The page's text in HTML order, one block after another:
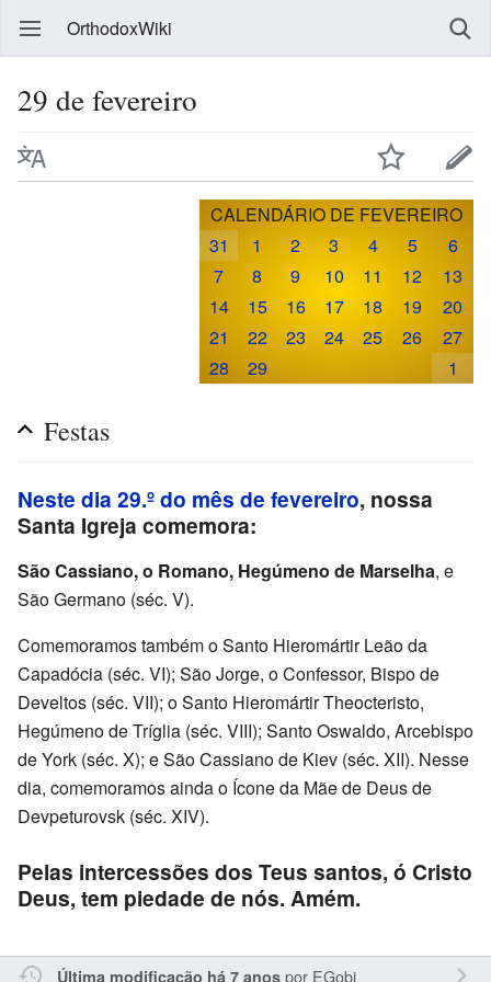
OrthodoxWiki
29 de fevereiro
CALENDÁRIO DE FEVEREIRO
31
1 2 3 4 5
6
7
8 9 10 11 12
13
14
15 16 17 18 19
20
21
22 23 24 25 26
27
28
29 1
Festas
Neste dia 29.º do mês de fevereiro, nossa
Santa Igreja comemora:
São Cassiano, o Romano, Hegúmeno de Marselha, e
São Germano (séc. V).
Comemoramos também o Santo Hieromártir Leão da
Capadócia (séc. VI); São Jorge, o Confessor, Bispo de
Develtos (séc. VII); o Santo Hieromártir Theocteristo,
Hegúmeno de Tríglia (séc. VIII); Santo Oswaldo, Arcebispo
de York (séc. X); e São Cassiano de Kiev (séc. XII). Nesse
dia, comemoramos ainda o Ícone da Mãe de Deus de
Devpeturovsk (séc. XIV).
Pelas intercessões dos Teus santos, ó Cristo
Deus, tem piedade de nós. Amém.
Última modificação há 7 anospor EGobi